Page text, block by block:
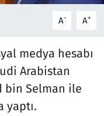
A- A+
medya hesabı
Arabistan
bin Selman ile
yaptı.